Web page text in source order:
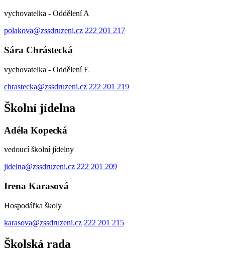
vychovatelka - Oddělení A
polakova@zssdruzeni.cz 222 201 217
Sára Chrástecká
vychovatelka - Oddělení E
chrastecka@zssdruzeni.cz 222 201 219
Školní jídelna
Adéla Kopecká
vedoucí školní jídelny
jidelna@zssdruzeni.cz 222 201 209
Irena Karasová
Hospodářka školy
karasova@zssdruzeni.cz 222 201 215
Školská rada